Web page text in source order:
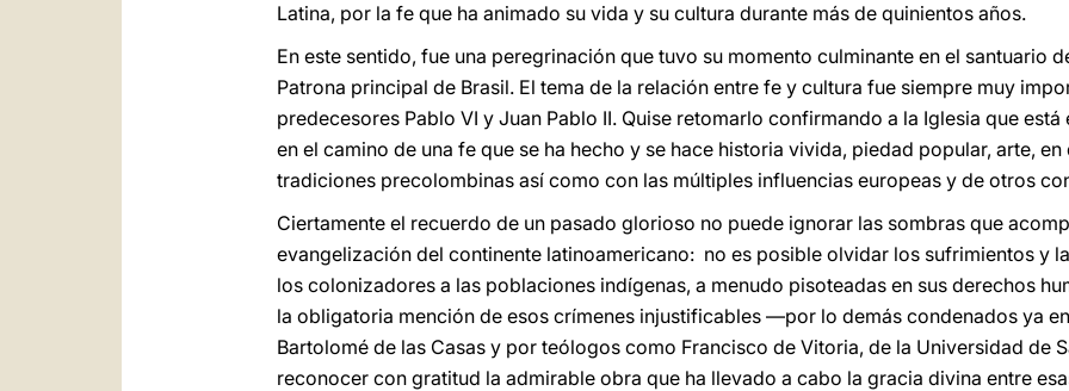
Latina, por la fe que ha animado su vida y su cultura durante más de quinientos años.
En este sentido, fue una peregrinación que tuvo su momento culminante en el santuario
Patrona principal de Brasil. El tema de la relación entre fe y cultura fue siempre muy
predecesores Pablo VI y Juan Pablo II. Quise retomarlo confirmando a la Iglesia que
en el camino de una fe que se ha hecho y se hace historia vivida, piedad popular, arte,
tradiciones precolombinas así como con las múltiples influencias europeas y de otros
Ciertamente el recuerdo de un pasado glorioso no puede ignorar las sombras que
evangelización del continente latinoamericano: no es posible olvidar los sufrimientos y
los colonizadores a las poblaciones indígenas, a menudo pisoteadas en sus derechos
la obligatoria mención de esos crímenes injustificables —por lo demás condenados ya
Bartolomé de las Casas y por teólogos como Francisco de Vitoria, de la Universidad de
reconocer con gratitud la admirable obra que ha llevado a cabo la gracia divina entre